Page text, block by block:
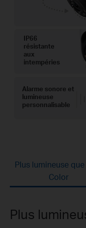
IP66
résistante
aux
intempéries
Alarme sonore et
lumineuse
personnalisable
Plus lumineuse
Color
Plus